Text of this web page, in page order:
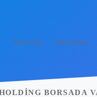
Yasal Uyarı Hakkımızda
BORSADA